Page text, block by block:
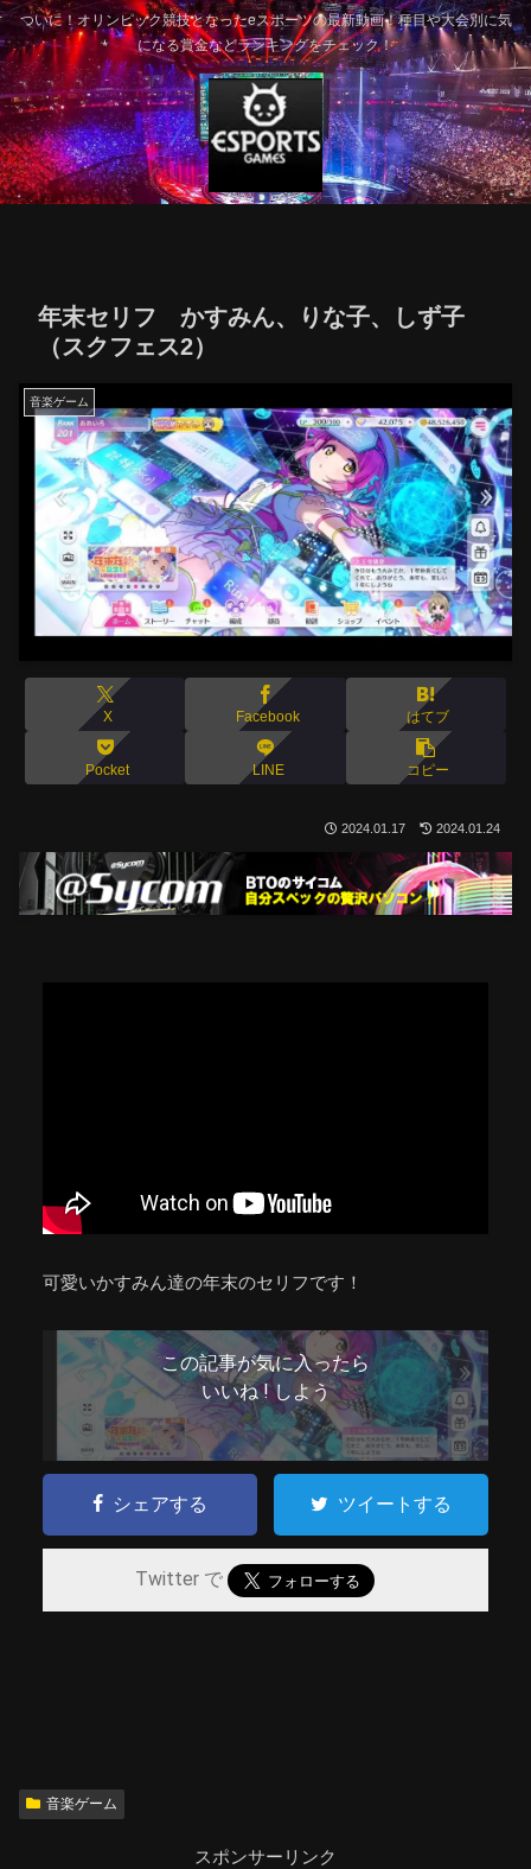
ついに！オリンピック競技となったeスポーツの最新動画！種目や大会別に気
になる賞金などランキングをチェック！
年末セリフ かすみん、りな子、しず子
（スクフェス2）
音楽ゲーム
X Facebook はてブ
Pocket LINE コピー
2024.01.17 2024.01.24
可愛いかすみん達の年末のセリフです！
この記事が気に入ったら
いいね ! しよう
シェアする ツイートする
Twitter で
音楽ゲーム
スポンサーリンク